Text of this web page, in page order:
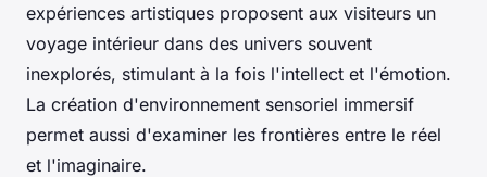
expériences artistiques proposent aux visiteurs un
voyage intérieur dans des univers souvent
inexplorés, stimulant à la fois l'intellect et l'émotion.
La création d'environnement sensoriel immersif
permet aussi d'examiner les frontières entre le réel
et l'imaginaire.